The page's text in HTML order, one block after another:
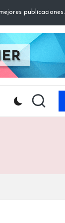
publicaciones.